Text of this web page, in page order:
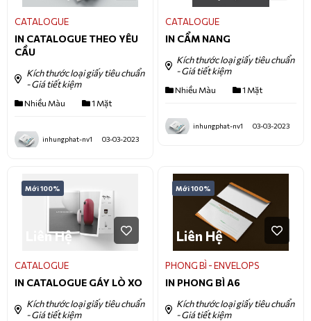
CATALOGUE
IN CATALOGUE THEO YÊU
CẦU
Kích thước loại giấy tiêu chuẩn
- Giá tiết kiệm
Nhiều Màu 1 Mặt
inhungphat-nv1 03-03-2023
CATALOGUE
IN CẨM NANG
Kích thước loại giấy tiêu chuẩn
- Giá tiết kiệm
Nhiều Màu 1 Mặt
inhungphat-nv1 03-03-2023
Mới 100%
Liên Hệ
CATALOGUE
IN CATALOGUE GÁY LÒ XO
Kích thước loại giấy tiêu chuẩn
- Giá tiết kiệm
Mới 100%
Liên Hệ
PHONG BÌ - ENVELOPS
IN PHONG BÌ A6
Kích thước loại giấy tiêu chuẩn
- Giá tiết kiệm